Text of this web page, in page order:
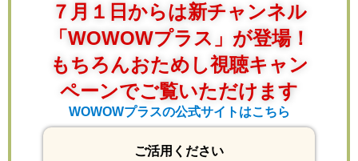
７月１日からは新チャンネル
「WOWOWプラス」が登場！
もちろんおためし視聴キャン
ペーンでご覧いただけます
WOWOWプラスの公式サイトはこちら
ご活用ください